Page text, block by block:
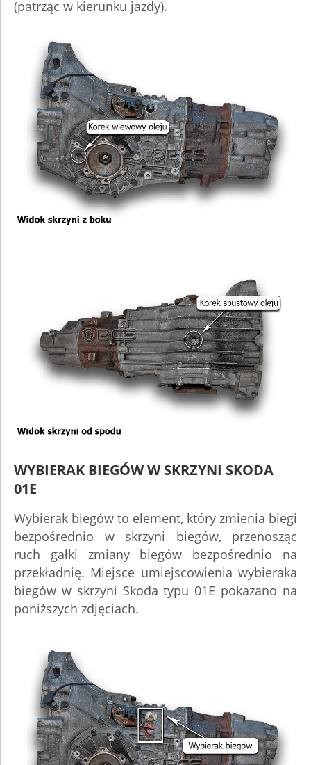
(patrząc w kierunku jazdy).
WYBIERAK BIEGÓW W SKRZYNI SKODA
01E
Wybierak biegów to element, który zmienia biegi
bezpośrednio w skrzyni biegów, przenosząc
ruch gałki zmiany biegów bezpośrednio na
przekładnię. Miejsce umiejscowienia wybieraka
biegów w skrzyni Skoda typu 01E pokazano na
poniższych zdjęciach.